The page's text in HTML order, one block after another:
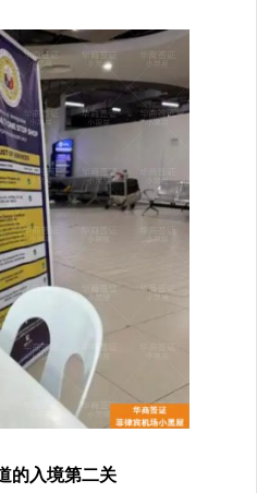
的入境第二关